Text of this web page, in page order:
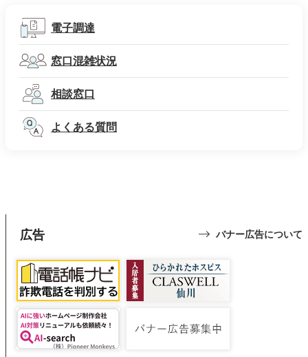
電子調達
窓口混雑状況
相談窓口
よくある質問
広告 バナー広告について